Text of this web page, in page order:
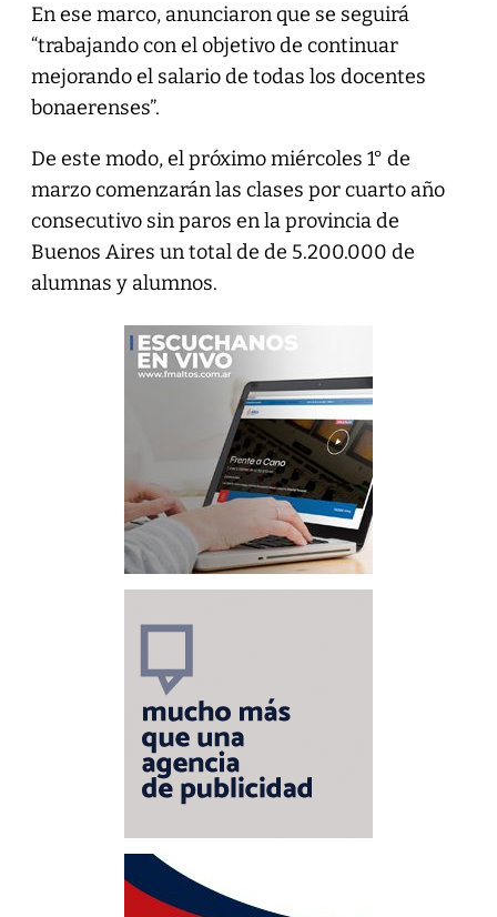
En ese marco, anunciaron que se seguirá
“trabajando con el objetivo de continuar
mejorando el salario de todas los docentes
bonaerenses”.
De este modo, el próximo miércoles 1° de
marzo comenzarán las clases por cuarto año
consecutivo sin paros en la provincia de
Buenos Aires un total de de 5.200.000 de
alumnas y alumnos.